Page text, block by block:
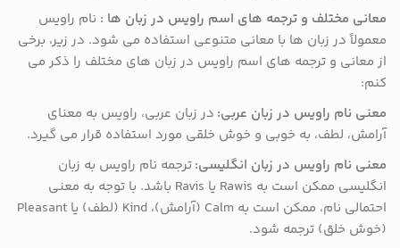
معانی مختلف و ترجمه های اسم راویس در زبان ها : نام راویس
معمولاً در زبان ها با معانی متنوعی استفاده می شود. در زیر، برخی
از معانی و ترجمه های اسم راویس در زبان های مختلف را ذکر می
کنم:
معنی نام راویس در زبان عربی: در زبان عربی، راویس به معنای
آرامش، لطف، به خوبی و خوش خلقی مورد استفاده قرار می گیرد.
معنی نام راویس در زبان انگلیسی:ترجمه نام راویس به زبان
انگلیسی ممکن است به Rawis یا Ravis باشد. با توجه به معنی
احتمالی نام، ممکن است به Calm (آرامش)، Kind (لطف) یا Pleasant
(خوش خلق) ترجمه شود.